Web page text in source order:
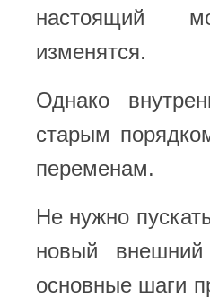
настоящий
изменятся.
Однако
старым
переменам.
Не нужно
новый внешний
основные шаги